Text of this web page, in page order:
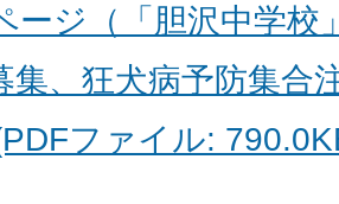
ージ（「胆沢中学校
集、狂犬病予防集合
ファイル: